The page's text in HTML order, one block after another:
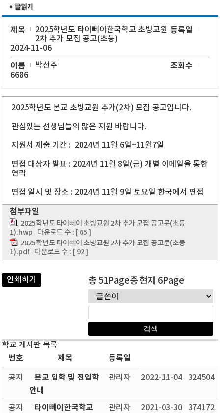
제목
2025학년도 타이뻬이한국학교 초빙교원
2차 추가 모집 공고(초등)
등록일
2024-11-06
이름 박선주 조회수
6686
2025학년도 본교 초빙교원 추가(2차) 모집 공고입니다.
관심있는 선생님들의 많은 지원 바랍니다.
지원서 제출 기간 : 2024년 11월 6일~11월7일
면접 대상자 발표 : 2024년 11월 8일(금) 개별 이메일을 통한
연락
면접 일시 및 장소 : 2024년 11월 9일 토요일 한국에서 면접
첨부파일
2025학년도 타이뻬이 초빙교원 2차 추가 모집 공고문(초등
1).hwp 다운로드 수 : [ 65 ]
2025학년도 타이뻬이 초빙교원 2차 추가 모집 공고문(초등
1).pdf 다운로드 수 : [ 92 ]
인쇄하기 총 51Page중 현재 6Page
학교 게시판 목록
번호 제목 등록일
공지
본교 입학 및 전입학
안내
관리자 2022-11-04 324504
공지
타이뻬이한국학교
관리자 2021-03-30 374172